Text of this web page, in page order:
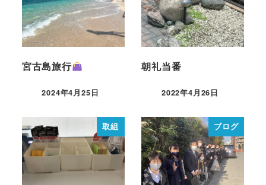
宮古島旅行
2024年4月25日
朝礼当番
2022年4月26日
取組 ブログ